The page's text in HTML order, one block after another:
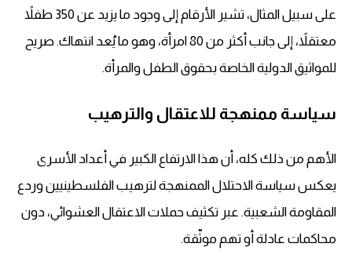
على سبيل المثال، تشير الأرقام إلى وجود ما يزيد عن 350 طفلاً
معتقلاً، إلى جانب أكثر من 80 امرأة، وهو ما يُعد انتهاك. صريح
للمواثيق الدولية الخاصة بحقوق الطفل والمرأة.
سياسة ممنهجة للاعتقال والترهيب
الأهم من ذلك كله، أن هذا الارتفاع الكبير في أعداد الأسرى
يعكس سياسة الاحتلال الممنهجة لترهيب الفلسطينيين وردع
المقاومة الشعبية. عبر تكثيف حملات الاعتقال العشوائي، دون
محاكمات عادلة أو تهم موثّقة.